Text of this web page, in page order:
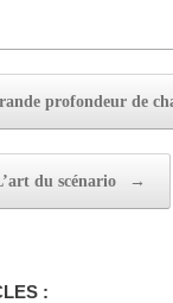
profondeur de
du scénario →
: